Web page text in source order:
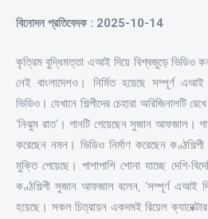
বিনোদন প্রতিবেদক : 2025-10-14
কৃত্রিম বুদ্ধিমত্তা এআই দিয়ে বিশ্বজুড়ে ভিডিও
নেই বাংলাদেশও। নির্মিত হয়েছে সম্পূর্ণ এআই
ভিডিও। যেখানে শিল্পীদের চেহারা অরিজিনালটি
‘নিঝুম রাত’। গানটি গেয়েছেন সুজান আফজাল।
করেছেন নমন। ভিডিও নির্মাণ করেছেন
মুক্তি পেয়েছে। পাশাপাশি শোনা যাচ্ছে দেশি-
কণ্ঠশিল্পী সুজান আফজাল বলেন, ‘সম্পূর্ণ এআই
হয়েছে। সকল চিত্রায়ন একদমই রিয়েল